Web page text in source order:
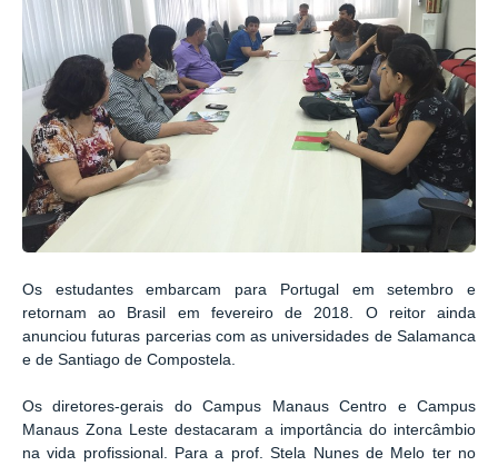
Os estudantes embarcam para Portugal em setembro e
retornam ao Brasil em fevereiro de 2018. O reitor ainda
anunciou futuras parcerias com as universidades de Salamanca
e de Santiago de Compostela.
Os diretores-gerais do Campus Manaus Centro e Campus
Manaus Zona Leste destacaram a importância do intercâmbio
na vida profissional. Para a prof. Stela Nunes de Melo ter no